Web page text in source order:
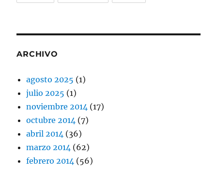
ARCHIVO
agosto 2025 (1)
julio 2025 (1)
noviembre 2014 (17)
octubre 2014 (7)
abril 2014 (36)
marzo 2014 (62)
febrero 2014 (56)